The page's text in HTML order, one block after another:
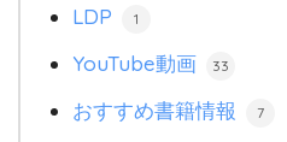
LDP 1
YouTube動画 33
おすすめ書籍情報 7